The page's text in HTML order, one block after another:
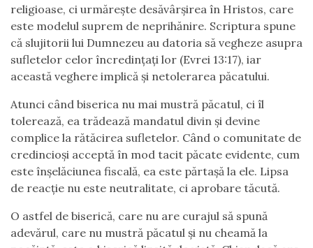
religioase, ci urmărește desăvârșirea în Hristos, care
este modelul suprem de neprihănire. Scriptura spune
că slujitorii lui Dumnezeu au datoria să vegheze asupra
sufletelor celor încredințați lor (Evrei 13:17), iar
această veghere implică și netolerarea păcatului.
Atunci când biserica nu mai mustră păcatul, ci îl
tolerează, ea trădează mandatul divin și devine
complice la rătăcirea sufletelor. Când o comunitate de
credincioși acceptă în mod tacit păcate evidente, cum
este înșelăciunea fiscală, ea este părtașă la ele. Lipsa
de reacție nu este neutralitate, ci aprobare tăcută.
O astfel de biserică, care nu are curajul să spună
adevărul, care nu mustră păcatul și nu cheamă la